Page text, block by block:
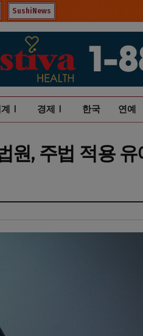
SushiNews
Ⅰ 경제Ⅰ 한국 연예
원, 주법 적용 유